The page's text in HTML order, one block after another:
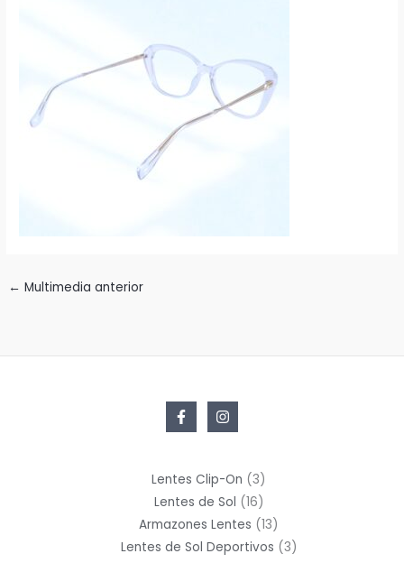
← Multimedia anterior
Lentes Clip-On 33
productos
Lentes de Sol 1616
productos
Armazones Lentes 1313
productos
Lentes de Sol Deportivos 33